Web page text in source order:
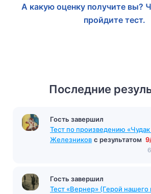
А какую оценку получите вы?
пройдите тест.
Последние
Гость завершил
Тест по произведению
Железников с результатом
Гость завершил
Тест «Вернер» (Герой